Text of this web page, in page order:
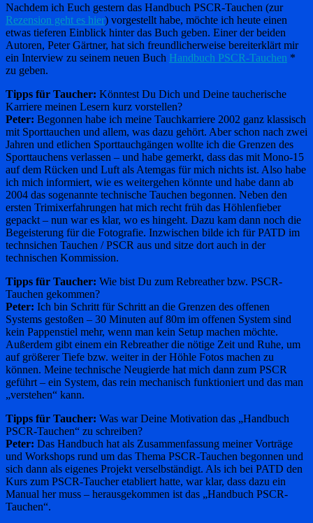
Nachdem ich Euch gestern das Handbuch PSCR-Tauchen (zur
Rezension geht es hier) vorgestellt habe, möchte ich heute einen
etwas tieferen Einblick hinter das Buch geben. Einer der beiden
Autoren, Peter Gärtner, hat sich freundlicherweise bereiterklärt mir
ein Interview zu seinem neuen Buch Handbuch PSCR-Tauchen *
zu geben.
Tipps für Taucher: Könntest Du Dich und Deine taucherische
Karriere meinen Lesern kurz vorstellen?
Peter: Begonnen habe ich meine Tauchkarriere 2002 ganz klassisch
mit Sporttauchen und allem, was dazu gehört. Aber schon nach zwei
Jahren und etlichen Sporttauchgängen wollte ich die Grenzen des
Sporttauchens verlassen – und habe gemerkt, dass das mit Mono-15
auf dem Rücken und Luft als Atemgas für mich nichts ist. Also habe
ich mich informiert, wie es weitergehen könnte und habe dann ab
2004 das sogenannte technische Tauchen begonnen. Neben den
ersten Trimixerfahrungen hat mich recht früh das Höhlenfieber
gepackt – nun war es klar, wo es hingeht. Dazu kam dann noch die
Begeisterung für die Fotografie. Inzwischen bilde ich für PATD im
technsichen Tauchen / PSCR aus und sitze dort auch in der
technischen Kommission.
Tipps für Taucher: Wie bist Du zum Rebreather bzw. PSCR-
Tauchen gekommen?
Peter: Ich bin Schritt für Schritt an die Grenzen des offenen
Systems gestoßen – 30 Minuten auf 80m im offenen System sind
kein Pappenstiel mehr, wenn man kein Setup machen möchte.
Außerdem gibt einem ein Rebreather die nötige Zeit und Ruhe, um
auf größerer Tiefe bzw. weiter in der Höhle Fotos machen zu
können. Meine technische Neugierde hat mich dann zum PSCR
geführt – ein System, das rein mechanisch funktioniert und das man
„verstehen“ kann.
Tipps für Taucher: Was war Deine Motivation das „Handbuch
PSCR-Tauchen“ zu schreiben?
Peter: Das Handbuch hat als Zusammenfassung meiner Vorträge
und Workshops rund um das Thema PSCR-Tauchen begonnen und
sich dann als eigenes Projekt verselbständigt. Als ich bei PATD den
Kurs zum PSCR-Taucher etabliert hatte, war klar, dass dazu ein
Manual her muss – herausgekommen ist das „Handbuch PSCR-
Tauchen“.